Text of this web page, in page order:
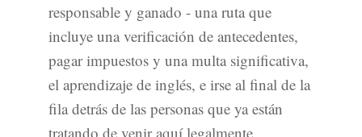
responsable y ganado - una ruta que
incluye una verificación de antecedentes,
pagar impuestos y una multa significativa,
el aprendizaje de inglés, e irse al final de la
fila detrás de las personas que ya están
tratando de venir aquí legalmente.